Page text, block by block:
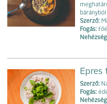
Szerző:
Fogás:
Epres
Szerző:
Fogás: